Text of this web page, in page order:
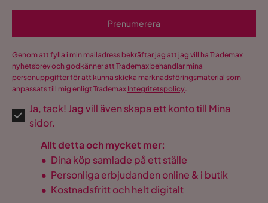
Prenumerera
Genom att fylla i min mailadress bekräftar jag att jag vill ha Trademax
nyhetsbrev och godkänner att Trademax behandlar mina
personuppgifter för att kunna skicka marknadsföringsmaterial som
anpassats till mig enligt Trademax Integritetspolicy.
Ja, tack! Jag vill även skapa ett konto till Mina
sidor.
Allt detta och mycket mer:
• Dina köp samlade på ett ställe
• Personliga erbjudanden online & i butik
• Kostnadsfritt och helt digitalt